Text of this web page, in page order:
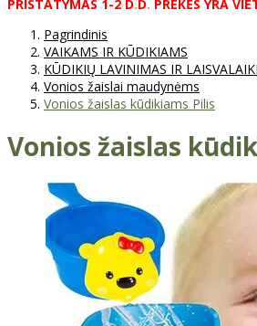
PRISTATYMAS 1-2 D. D. PREKĖS YRA
Pagrindinis
VAIKAMS IR KŪDIKIAMS
KŪDIKIŲ LAVINIMAS IR
Vonios žaislai maudynėms
Vonios žaislas kūdikiams Pilis
Vonios žaislas